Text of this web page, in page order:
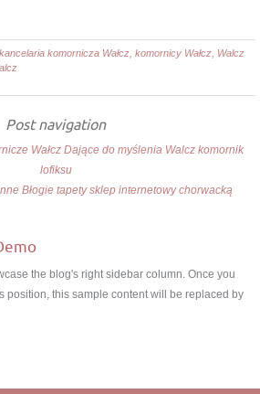
komornicza Wałcz, komornicy Wałcz, Walcz
Post navigation
Wałcz Dające do myślenia Walcz komornik
lofiksu
Błogie tapety sklep internetowy chorwacką
the blog's right sidebar column. Once you
position, this sample content will be replaced by